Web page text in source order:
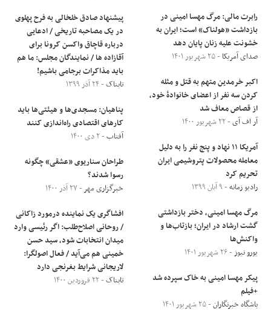
رابرت مالی: مرگ مهسا امینی در
بازداشت «هولناک» است؛ ایران به
خشونت علیه زنان پایان دهد
صدای آمریکا - ۲۵ شهریور ۱۴۰۱
اکبر خرمدین متهم به قتل و مثله
کردن سه نفر از اعضای خانوادۀ خود،
از قصاص معاف شد
آر اف آی- ۲۲ شهریور ۱۴۰۰
آمریکا ۱۱ نهاد و پنج نفر را به دلیل
معامله محصولات پتروشیمی ایران
تحریم کرد
رادیو زمانه- ۹ آبان ۱۳۹۹
مرگ مهسا امینی، دختر بازداشتی
گشت ارشاد در ایران؛ بازتاب‌ها و
واکنش‌ها
یورو نیوز- ۲۶ شهریور ۱۴۰۱
پیکر مهسا امینی به خاک سپرده شد
+فیلم
باشگاه خبرنگاران- ۲۵ شهریور ۱۴۰۱
پیشنهاد صادق خلخالی به فرح پهلوی
در یک مصاحبه تاریخی / ادعایی
درباره قاچاق واکسن کرونا برای
آقازاده ها / نمایندگان مجلس: ما هم
باید مذاکرات برجامی باشیم!
تابناک- ۲۴ آذر ۱۳۹۹
پناهیان: مسجدی‌ها و هیئتی‌ها باید
کار‌های اقتصادی راه‌اندازی کنند
آفتاب- ۲ دی ۱۴۰۰
طراحان سناریوی «عشقی» چگونه
رسوا شدند؟
خبرگزاری مهر- ۲۷ آذر ۱۴۰۰
افشاگری یک نماینده درمورد زاکانی
/ روحانی اصلاح‌طلب: اگر رئیسی وارد
میدان انتخابات شود، سید حسن
خمینی هم می‌آید / فعال اصولگرا:
لاریجانی شرایط بغرنجی دارد
تابناک- ۲۲ فروردین ۱۴۰۰